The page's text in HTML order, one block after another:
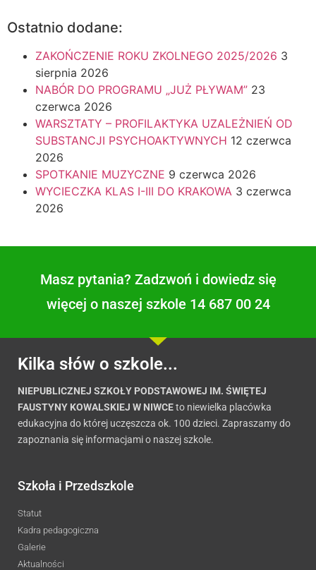
Ostatnio dodane:
ZAKOŃCZENIE ROKU ZKOLNEGO 2025/2026 3
sierpnia 2026
NABÓR DO PROGRAMU „JUŻ PŁYWAM” 23
czerwca 2026
WARSZTATY – PROFILAKTYKA UZALEŻNIEŃ OD
SUBSTANCJI PSYCHOAKTYWNYCH 12 czerwca
2026
SPOTKANIE MUZYCZNE 9 czerwca 2026
WYCIECZKA KLAS I-III DO KRAKOWA 3 czerwca
2026
Masz pytania? Zadzwoń i dowiedz się
więcej o naszej szkole 14 687 00 24
Kilka słów o szkole...
NIEPUBLICZNEJ SZKOŁY PODSTAWOWEJ IM. ŚWIĘTEJ
FAUSTYNY KOWALSKIEJ W NIWCEto niewielka placówka
edukacyjna do której uczęszcza ok. 100 dzieci. Zapraszamy do
zapoznania się informacjami o naszej szkole.
Szkoła i Przedszkole
Statut
Kadra pedagogiczna
Galerie
Aktualności